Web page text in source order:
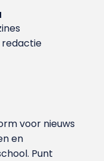
redactie
voor nieuws
en
Punt